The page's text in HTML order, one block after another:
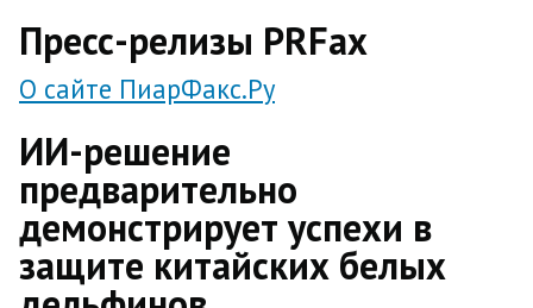
Пресс-релизы PRFax
О сайте ПиарФакс.Ру
ИИ-решение
предварительно
демонстрирует успехи в
защите китайских белых